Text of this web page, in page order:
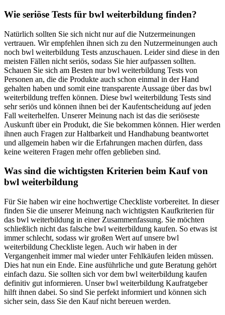
Wie seriöse Tests für bwl weiterbildung finden?
Natürlich sollten Sie sich nicht nur auf die Nutzermeinungen
vertrauen. Wir empfehlen ihnen sich zu den Nutzermeinungen auch
noch bwl weiterbildung Tests anzuschauen. Leider sind diese in den
meisten Fällen nicht seriös, sodass Sie hier aufpassen sollten.
Schauen Sie sich am Besten nur bwl weiterbildung Tests von
Personen an, die die Produkte auch schon einmal in der Hand
gehalten haben und somit eine transparente Aussage über das bwl
weiterbildung treffen können. Diese bwl weiterbildung Tests sind
sehr seriös und können ihnen bei der Kaufentscheidung auf jeden
Fall weiterhelfen. Unserer Meinung nach ist das die seriöseste
Auskunft über ein Produkt, die Sie bekommen können. Hier werden
ihnen auch Fragen zur Haltbarkeit und Handhabung beantwortet
und allgemein haben wir die Erfahrungen machen dürfen, dass
keine weiteren Fragen mehr offen geblieben sind.
Was sind die wichtigsten Kriterien beim Kauf von
bwl weiterbildung
Für Sie haben wir eine hochwertige Checkliste vorbereitet. In dieser
finden Sie die unserer Meinung nach wichtigsten Kaufkriterien für
das bwl weiterbildung in einer Zusammenfassung. Sie möchten
schließlich nicht das falsche bwl weiterbildung kaufen. So etwas ist
immer schlecht, sodass wir großen Wert auf unsere bwl
weiterbildung Checkliste legen. Auch wir haben in der
Vergangenheit immer mal wieder unter Fehlkäufen leiden müssen.
Dies hat nun ein Ende. Eine ausführliche und gute Beratung gehört
einfach dazu. Sie sollten sich vor dem bwl weiterbildung kaufen
definitiv gut informieren. Unser bwl weiterbildung Kaufratgeber
hilft ihnen dabei. So sind Sie perfekt informiert und können sich
sicher sein, dass Sie den Kauf nicht bereuen werden.